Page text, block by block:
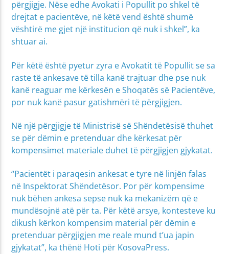
përgjigje. Nëse edhe Avokati i Popullit po shkel të
drejtat e pacientëve, në këtë vend është shumë
vështirë me gjet një institucion që nuk i shkel”, ka
shtuar ai.
Për këtë është pyetur zyra e Avokatit të Popullit se sa
raste të ankesave të tilla kanë trajtuar dhe pse nuk
kanë reaguar me kërkesën e Shoqatës së Pacientëve,
por nuk kanë pasur gatishmëri të përgjigjen.
Në një përgjigje të Ministrisë së Shëndetësisë thuhet
se për dëmin e pretenduar dhe kërkesat për
kompensimet materiale duhet të përgjigjen gjykatat.
“Pacientët i paraqesin ankesat e tyre në linjën falas
në Inspektorat Shëndetësor. Por për kompensime
nuk bëhen ankesa sepse nuk ka mekanizëm që e
mundësojnë atë për ta. Për këtë arsye, kontesteve ku
dikush kërkon kompensim material për dëmin e
pretenduar përgjigjen me reale mund t’ua japin
gjykatat”, ka thënë Hoti për KosovaPress.